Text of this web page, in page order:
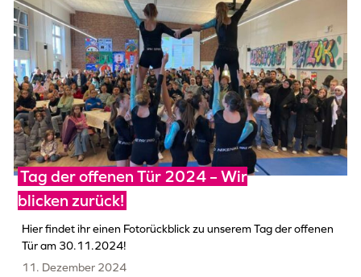
Tag der offenen Tür 2024 – Wir
blicken zurück!
Hier findet ihr einen Fotorückblick zu unserem Tag der offenen
Tür am 30.11.2024!
11. Dezember 2024